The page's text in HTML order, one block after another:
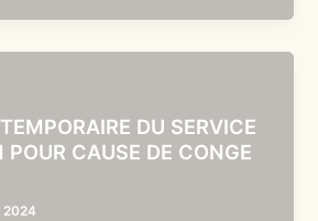
DU SERVICE
POUR CAUSE DE CONGE
2024